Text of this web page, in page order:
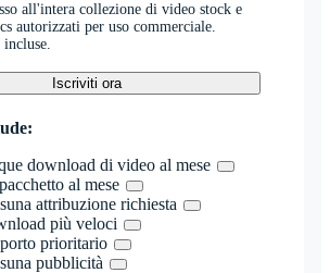
all'intera collezione di video stock e
autorizzati per uso commerciale.
Iscriviti ora
download di video al mese
al mese
attribuzione richiesta
più veloci
prioritario
pubblicità